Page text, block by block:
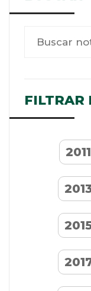
FILTRAR
2011